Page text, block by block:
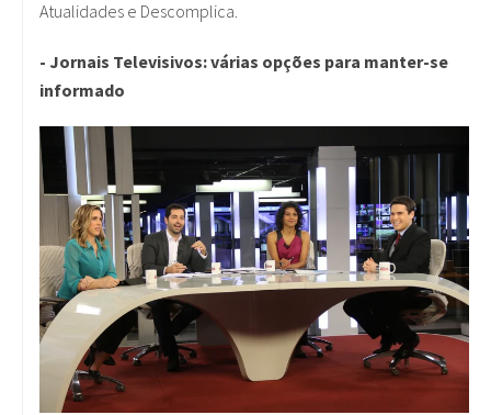
Atualidades e Descomplica.
- Jornais Televisivos: várias opções para manter-se
informado